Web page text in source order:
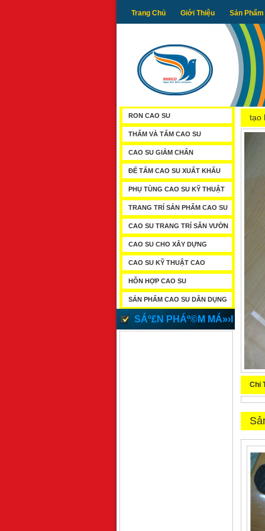
Trang Chủ Giới Thiệu Sản
RON CAO SU
THẨM VÀ TẤM CAO SU
CAO SU GIẢM CHẤN
ĐẾ TẤM CAO SU XUẤT KHẨU
PHỤ TÙNG CAO SU KỸ THUẬT
TRANG TRÍ SẢN PHẨM CAO SU
CAO SU TRANG TRÍ SÂN VƯỜN
CAO SU CHO XÂY DỰNG
CAO SU KỸ THUẬT CAO
HỖN HỢP CAO SU
SẢN PHẨM CAO SU DÂN DỤNG
SÁº£N PHÁº©M MÁ»›I
tạo
Chi